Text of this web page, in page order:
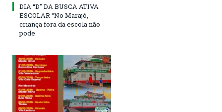
DIA “D” DA BUSCA ATIVA
ESCOLAR “No Marajó,
criança fora da escola não
pode